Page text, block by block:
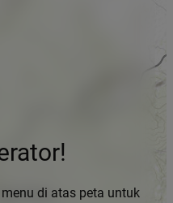
di atas peta untuk